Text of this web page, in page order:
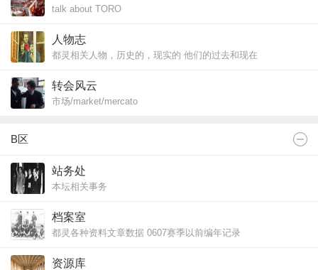
talk about TORO
人物志
都灵相关人物，历史的，现实的 他们的过去和现在
转会风云
市场/market/mercato
B区
站务处
本坛相关事务
档案室
都灵各种资料文章数据 0607赛季以前编年记录
资源库